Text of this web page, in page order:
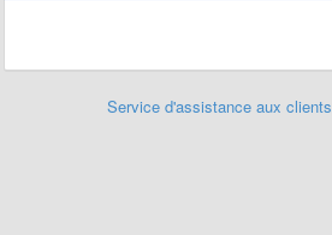
Service d'assistance aux clients